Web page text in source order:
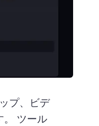
プ、ビデ
ツール